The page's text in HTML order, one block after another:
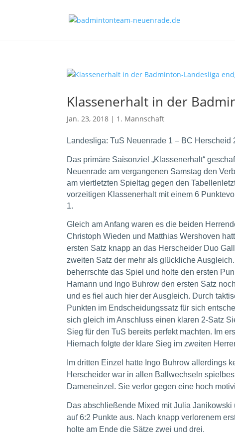
Klassenerhalt in der
Jan. 23, 2018 | 1. Mannschaft
Landesliga: TuS Neuenrade 1 – BC Herscheid
Das primäre Saisonziel „Klassenerhalt“
Neuenrade am vergangenen Samstag den
am viertletzten Spieltag gegen den
vorzeitigen Klassenerhalt mit einem 6
1.
Gleich am Anfang waren es die beiden
Christoph Wieden und Matthias Wershoven
ersten Satz knapp an das Herscheider Duo
zweiten Satz der mehr als glückliche
beherrschte das Spiel und holte den ersten
Hamann und Ingo Buhrow den ersten Satz
und es fiel auch hier der Ausgleich. Durch
Punkten im Endscheidungssatz für sich
sich gleich im Anschluss einen klaren 2-Satz
Sieg für den TuS bereits perfekt machten. Im
Hiernach folgte der klare Sieg im zweiten
Im dritten Einzel hatte Ingo Buhrow allerdings
Herscheider war in allen Ballwechseln
Dameneinzel. Sie verlor gegen eine hoch
Das abschließende Mixed mit Julia
auf 6:2 Punkte aus. Nach knapp verlorenem
holte am Ende die Sätze zwei und drei.